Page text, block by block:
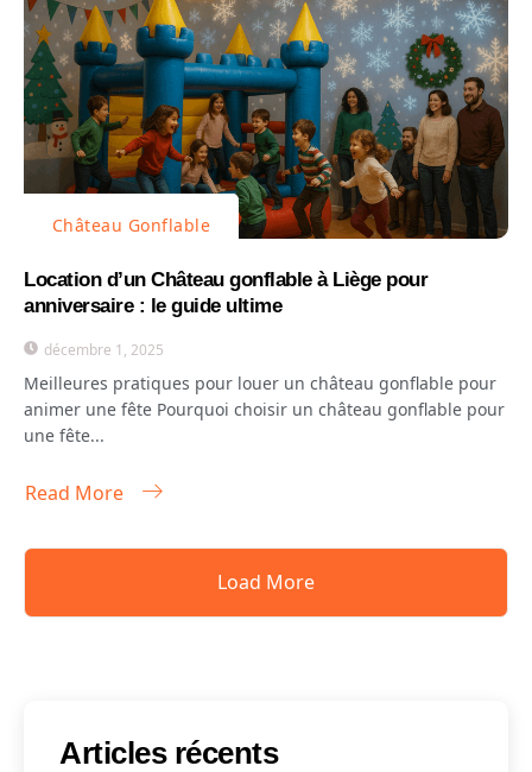
Château Gonflable
Location d’un Château gonflable à Liège pour
anniversaire : le guide ultime
décembre 1, 2025
Meilleures pratiques pour louer un château gonflable pour
animer une fête Pourquoi choisir un château gonflable pour
une fête...
Read More
Load More
Articles récents